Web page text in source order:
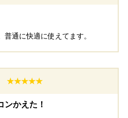
通に快適に使えてます。
★★★★★
ンかえた！